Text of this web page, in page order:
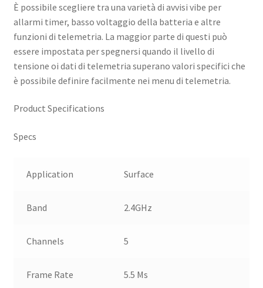
È possibile scegliere tra una varietà di avvisi vibe per
allarmi timer, basso voltaggio della batteria e altre
funzioni di telemetria. La maggior parte di questi può
essere impostata per spegnersi quando il livello di
tensione oi dati di telemetria superano valori specifici che
è possibile definire facilmente nei menu di telemetria.
Product Specifications
Specs
Application Surface
Band 2.4GHz
Channels 5
Frame Rate 5.5 Ms